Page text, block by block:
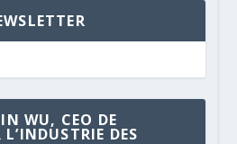
WU, CEO DE
DES